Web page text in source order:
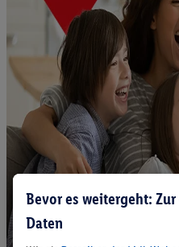
Bevor es weitergeht:
Daten